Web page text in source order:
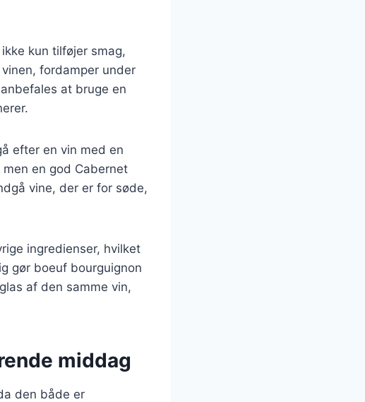
kun tilføjer smag,
fordamper under
at bruge en
efter en vin med en
en god Cabernet
vine, der er for søde,
ingredienser, hvilket
gør boeuf bourguignon
af den samme vin,
middag
den både er